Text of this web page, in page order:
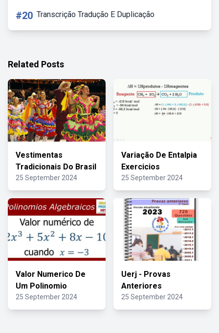
#20 Transcrição Tradução E Duplicação
Related Posts
Vestimentas
Tradicionais Do Brasil
25 September 2024
Variação De Entalpia
Exercicios
25 September 2024
Valor Numerico De
Um Polinomio
25 September 2024
Uerj - Provas
Anteriores
25 September 2024